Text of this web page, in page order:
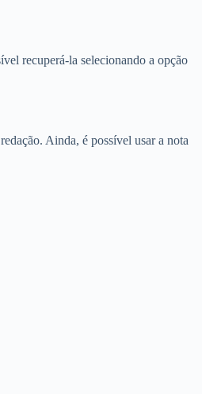
recuperá-la selecionando a opção
Ainda, é possível usar a nota